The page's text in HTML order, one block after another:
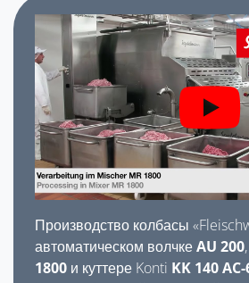
Производство колбасы
автоматическом волчкеAU 200
1800 и куттере Konti KK 140 AC-